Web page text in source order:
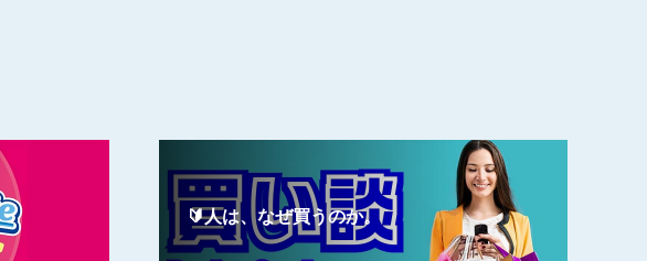
🔰人は、なぜ買うのか。